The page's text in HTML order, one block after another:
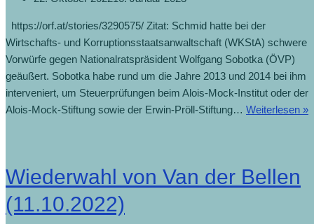
https://orf.at/stories/3290575/ Zitat: Schmid hatte bei der
Wirtschafts- und Korruptionsstaatsanwaltschaft (WKStA) schwere
Vorwürfe gegen Nationalratspräsident Wolfgang Sobotka (ÖVP)
geäußert. Sobotka habe rund um die Jahre 2013 und 2014 bei ihm
interveniert, um Steuerprüfungen beim Alois-Mock-Institut oder der
Alois-Mock-Stiftung sowie der Erwin-Pröll-Stiftung… Weiterlesen »
Wiederwahl von Van der Bellen
(11.10.2022)